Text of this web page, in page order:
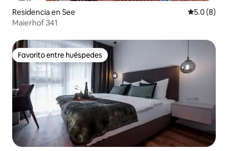
Residencia en See
5.0 (8)
Maierhof 341
Favorito entre huéspedes
Favorito entre huéspedes